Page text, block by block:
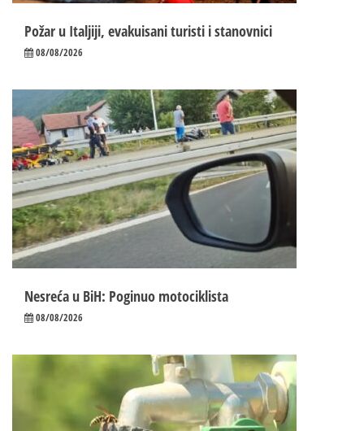
Požar u Italjiji, evakuisani turisti i stanovnici
08/08/2026
Nesreća u BiH: Poginuo motociklista
08/08/2026